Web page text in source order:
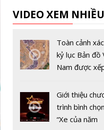
hội chống dịch
COVID-19
không phải
phương pháp
"chuyến bay
động trong
dịch COVID-19
VIDEO XEM NHIỀU
Toàn cảnh
kỷ lục Bản đồ
Nam được
năm 2022
Giới thiệu
trình bình chọn
“Xe của năm